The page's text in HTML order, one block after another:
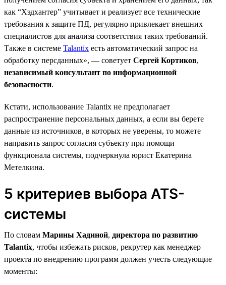
как “Хэдхантер” учитывает и реализует все технические
требования к защите ПД, регулярно привлекает внешних
специалистов для анализа соответствия таких требований.
Также в системе Talantix есть автоматический запрос на
обработку персданных», — советует Сергей Кортиков,
независимый консультант по информационной
безопасности.
Кстати, использование Talantix не предполагает
распространение персональных данных, а если вы берете
данные из источников, в которых не уверены, то можете
направить запрос согласия субъекту при помощи
функционала системы, подчеркнула юрист Екатерина
Метелкина.
5 критериев выбора ATS-
системы
По словам Марины Хадиной, директора по развитию
Talantix, чтобы избежать рисков, рекрутер как менеджер
проекта по внедрению программ должен учесть следующие
моменты: